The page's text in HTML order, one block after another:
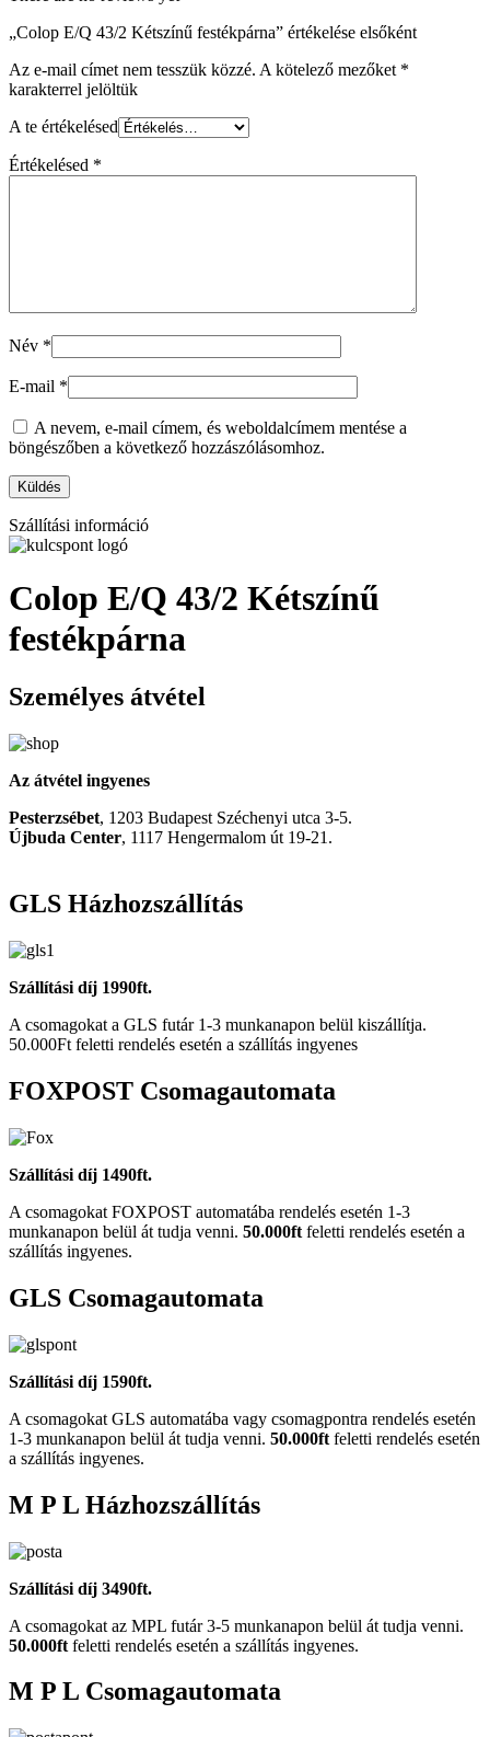
„Colop E/Q 43/2 Kétszínű festékpárna” értékelése elsőként
Az e-mail címet nem tesszük közzé. A kötelező mezőket *
karakterrel jelöltük
A te értékelésed
Értékelésed *
Név *
E-mail *
A nevem, e-mail címem, és weboldalcímem mentése a
böngészőben a következő hozzászólásomhoz.
Szállítási információ
Colop E/Q 43/2 Kétszínű
festékpárna
Személyes átvétel
Az átvétel ingyenes
Pesterzsébet, 1203 Budapest Széchenyi utca 3-5.
Újbuda Center, 1117 Hengermalom út 19-21.
GLS Házhozszállítás
Szállítási díj 1990ft.
A csomagokat a GLS futár 1-3 munkanapon belül kiszállítja.
50.000Ft feletti rendelés esetén a szállítás ingyenes
FOXPOST Csomagautomata
Szállítási díj 1490ft.
A csomagokat FOXPOST automatába rendelés esetén 1-3
munkanapon belül át tudja venni. 50.000ft feletti rendelés esetén a
szállítás ingyenes.
GLS Csomagautomata
Szállítási díj 1590ft.
A csomagokat GLS automatába vagy csomagpontra rendelés esetén
1-3 munkanapon belül át tudja venni. 50.000ft feletti rendelés esetén
a szállítás ingyenes.
M P L Házhozszállítás
Szállítási díj 3490ft.
A csomagokat az MPL futár 3-5 munkanapon belül át tudja venni.
50.000ft feletti rendelés esetén a szállítás ingyenes.
M P L Csomagautomata